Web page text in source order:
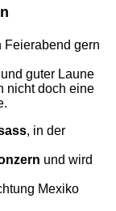
Feierabend gern
guter Laune
nicht doch eine
, in der
und wird
Mexiko